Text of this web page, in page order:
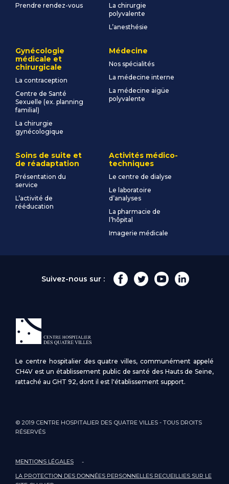
Prendre rendez-vous
La chirurgie
polyvalente
L’anesthésie
Gynécologie
médicale et
chirurgicale
La contraception
Centre de Santé
Sexuelle (ex. planning
familial)
La chirurgie
gynécologique
Médecine
Nos spécialités
La médecine interne
La médecine aigüe
polyvalente
Soins de suite et
de réadaptation
Présentation du
service
L’activité de
rééducation
Activités médico-
techniques
Le centre de dialyse
Le laboratoire
d’analyses
La pharmacie de
l’hôpital
Imagerie médicale
Suivez-nous sur :
Le centre hospitalier des quatre villes, communément appelé
CH4V est un établissement public de santé des Hauts de Seine,
rattaché au GHT 92, dont il est l'établissement support.
© 2019 CENTRE HOSPITALIER DES QUATRE VILLES - TOUS DROITS
RÉSERVÉS
MENTIONS LÉGALES
LA PROTECTION DES DONNÉES PERSONNELLES RECUEILLIES SUR LE